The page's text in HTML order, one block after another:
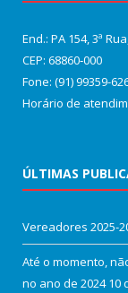
End.: PA 154, 3ª
CEP: 68860‑000
Fone: (91) 99359-
Horário de
ÚLTIMAS
Vereadores 2025-
Até o momento,
no ano de 2024 10